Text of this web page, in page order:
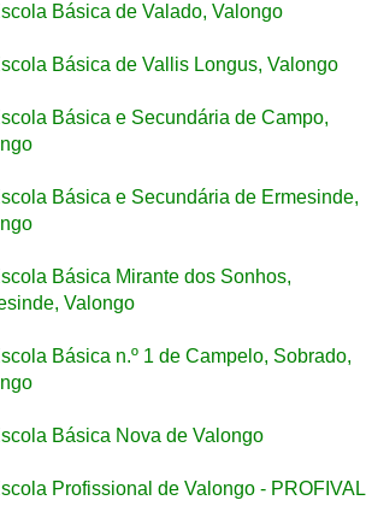
Básica de Valado, Valongo
Básica de Vallis Longus, Valongo
Básica e Secundária de Campo,
Básica e Secundária de Ermesinde,
Básica Mirante dos Sonhos,
Valongo
Básica n.º 1 de Campelo, Sobrado,
Básica Nova de Valongo
Profissional de Valongo - PROFIVAL